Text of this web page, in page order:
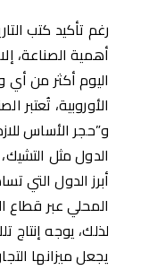
رغم تأكيد كتب
أهمية الصناعة،
اليوم أكثر من
الأوروبية، تُعتبر
و”حجر الأساس
الدول مثل
أبرز الدول التي
لذلك، يوجه إنتاج
يجعل ميزانها